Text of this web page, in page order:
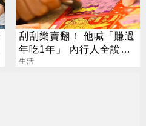
刮刮樂賣翻！ 他喊「賺過
年吃1年」 內行人全說
了：生存不易
生活